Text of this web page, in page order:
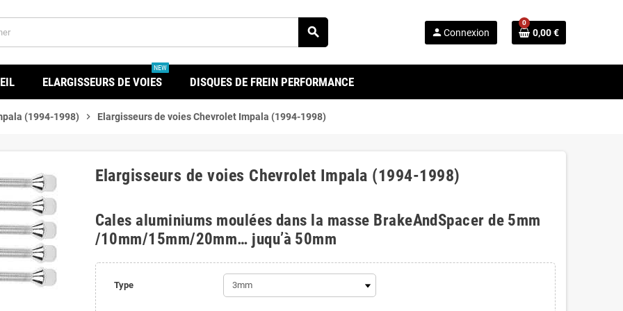
search person Connexion
0
0,00 €
ELARGISSEURS DE VOIES
NEW
DISQUES DE FREIN PERFORMANCE
(1994-1998) chevron_right Elargisseurs de voies Chevrolet Impala (1994-1998)
Elargisseurs de voies Chevrolet Impala (1994-1998)
Cales aluminiums moulées dans la masse BrakeAndSpacer de 5mm
/10mm/15mm/20mm… juqu’à 50mm
Type